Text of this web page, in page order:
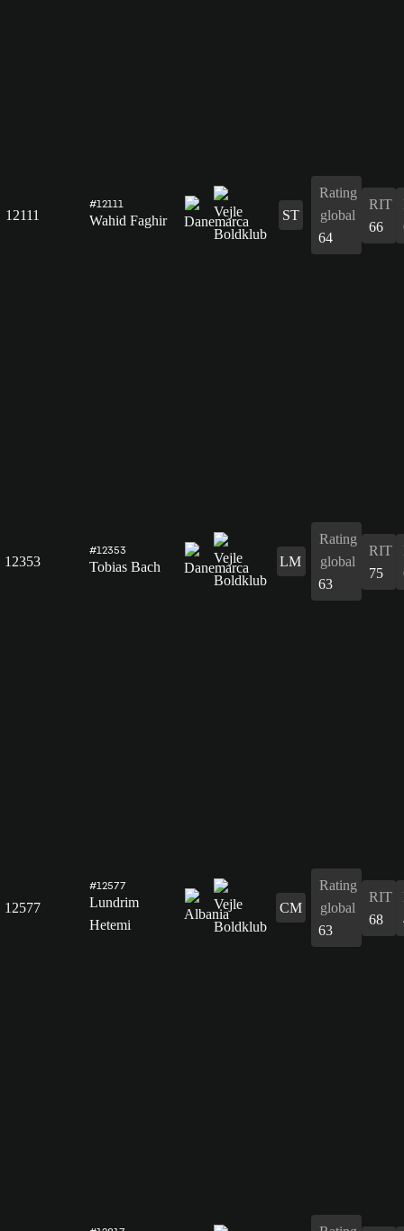
12111
#12111
Wahid Faghir ST
Rating
global
64
RIT
66
12353
#12353
Tobias Bach LM
Rating
global
63
RIT
75
12577
#12577
Lundrim
Hetemi
CM
Rating
global
63
RIT
68